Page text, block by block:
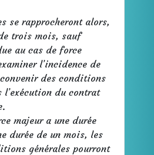
se rapprocheront alors,
trois mois, sauf
au cas de force
l’incidence de
convenir des conditions
l’exécution du contrat
majeur a une durée
durée de un mois, les
générales pourront